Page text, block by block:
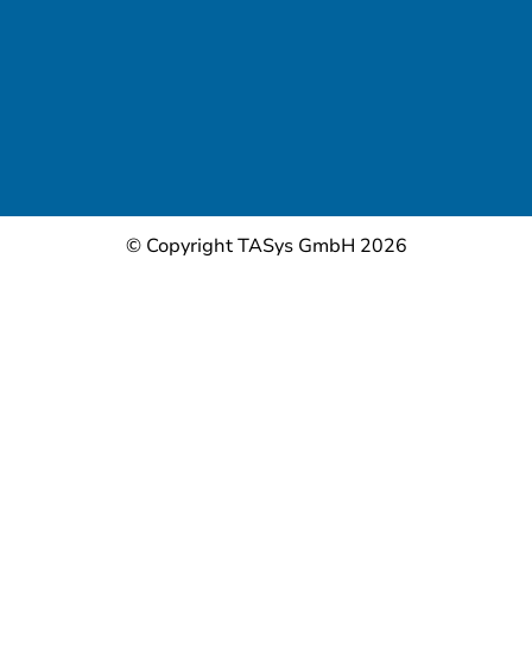
© Copyright TASys GmbH 2026